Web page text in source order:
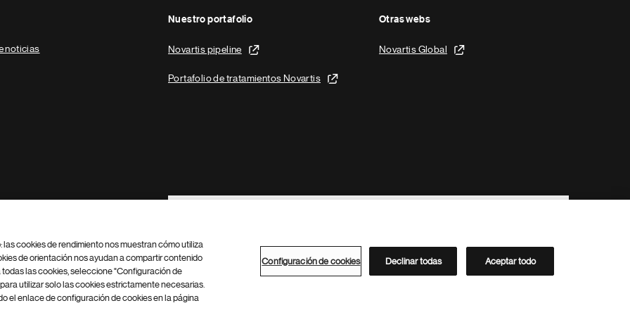
noticias
Nuestro portafolio
Novartis pipeline
Portafolio de tratamientos Novartis
Otras webs
Novartis Global
Footer Site Search
Configuración de cookies Mapa del sitio
Directorio de Novartis
cookies de rendimiento nos muestran cómo utiliza
de orientación nos ayudan a compartir contenido
las cookies, seleccione "Configuración de
utilizar solo las cookies estrictamente necesarias.
el enlace de configuración de cookies en la página
Configuración de cookies Declinar todas Aceptar todo